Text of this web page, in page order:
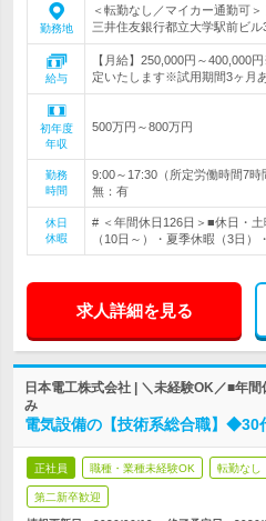
勤務地
＜転勤なし／マイカー通勤可
三井住友銀行都立大学駅前ビル
給与
【月給】250,000円～400,000
定いたします※試用期間3ヶ月
初年度
年収
500万円～800万円
勤務
時間
9:00～17:30（所定労働時間7
無：有
休日
休暇
# ＜年間休日126日＞■休日・
（10日～）・夏季休暇（3日）
求人詳細を見る
日本電工株式会社 | ＼未経験OK／■年
み
電気設備の【技術系総合職】◆30
正社員 職種・業種未経験OK 転勤なし
第二新卒歓迎